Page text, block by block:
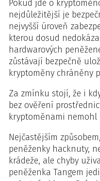
Pokud jde o
nejdůležitější je
nejvyšší úroveň
kterou dosud
hardwarových
zůstávají bezpečně
kryptoměny chráněny
Za zmínku stojí, že i
bez ověření
kryptoměnami
Nejčastějším
peněženky hacknuty,
krádeže, ale chyby
peněženka Tangem